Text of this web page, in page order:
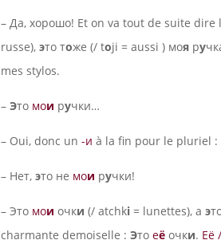
– Да, хорошо! Et on va tout de suite dire
russe), это тоже (/ toji = aussi ) моя ру
mes stylos.
– Это мои ручки…
– Oui, donc un -и à la fin pour le pluriel :
– Нет, это не мои ручки!
– Это мои очки (/ atchki = lunettes), а э
charmante demoiselle : Это её очки. Её